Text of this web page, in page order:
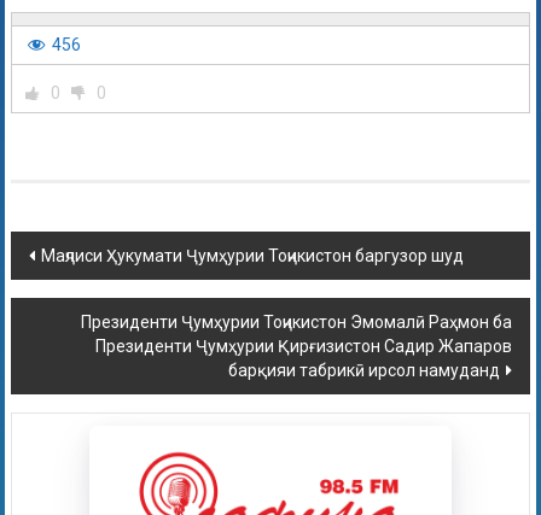
456
0 0
Маҷлиси Ҳукумати Ҷумҳурии Тоҷикистон баргузор шуд
Президенти Ҷумҳурии Тоҷикистон Эмомалӣ Раҳмон ба
Президенти Ҷумҳурии Қирғизистон Садир Жапаров
барқияи табрикӣ ирсол намуданд